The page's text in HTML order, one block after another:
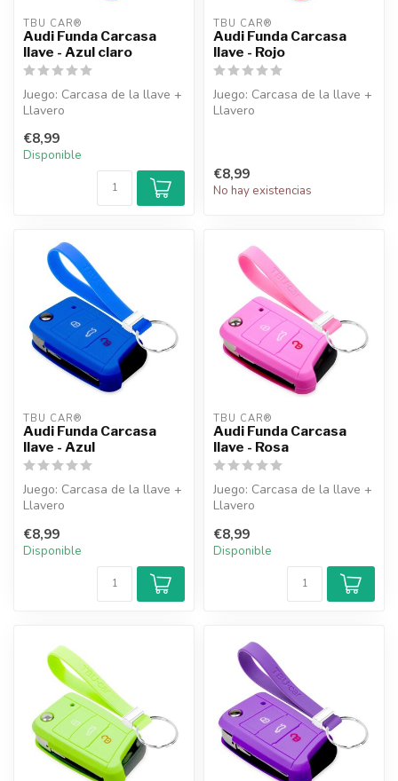
TBU CAR®
Audi Funda Carcasa
llave - Azul claro
Juego: Carcasa de la llave +
Llavero
€8,99
Disponible
TBU CAR®
Audi Funda Carcasa
llave - Rojo
Juego: Carcasa de la llave +
Llavero
€8,99
No hay existencias
TBU CAR®
Audi Funda Carcasa
llave - Azul
Juego: Carcasa de la llave +
Llavero
€8,99
Disponible
TBU CAR®
Audi Funda Carcasa
llave - Rosa
Juego: Carcasa de la llave +
Llavero
€8,99
Disponible